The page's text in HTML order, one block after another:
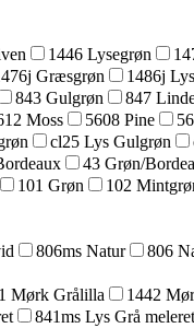
1446 Lysegrøn
Græsgrøn 1486j
843 Gulgrøn 847
Moss 5608 Pine
cl25 Lys Gulgrøn
43 Grøn/
101 Grøn 102
806ms Natur 806
Mørk Grålilla 1442
841ms Lys Grå meleret